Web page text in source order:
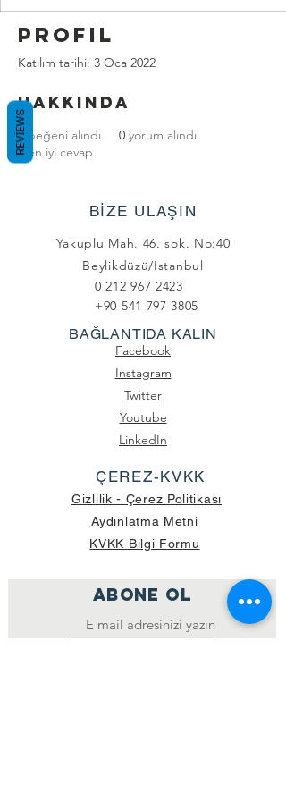
Profil
Katılım tarihi: 3 Oca 2022
Hakkında
0 beğeni alındı 0 yorum alındı
0 en iyi cevap
BİZE ULAŞIN
Yakuplu Mah. 46. sok. No:40
Beylikdüzü/Istanbul
0 212 967 2423
+90 541 797 3805
BAĞLANTIDA KALIN
Facebook
Instagram
Twitter
Youtube
LinkedIn
ÇEREZ-KVKK
Gizlilik - Çerez Politikası
Aydınlatma Metni
KVKK Bilgi Formu
ABONE OL
REVIEWS